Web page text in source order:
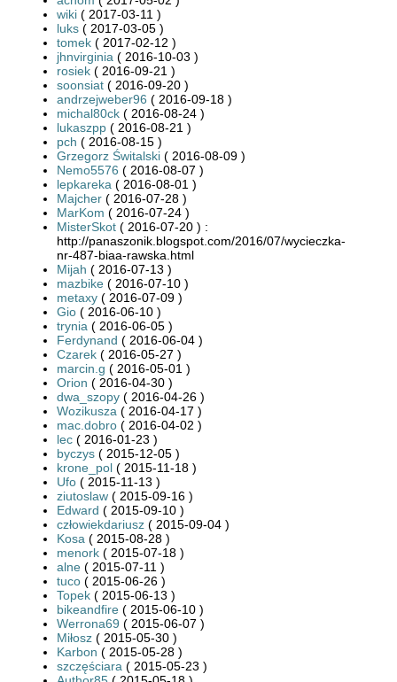
wiki ( 2017-03-11 )
luks ( 2017-03-05 )
tomek ( 2017-02-12 )
jhnvirginia ( 2016-10-03 )
rosiek ( 2016-09-21 )
soonsiat ( 2016-09-20 )
andrzejweber96 ( 2016-09-18 )
michal80ck ( 2016-08-24 )
lukaszpp ( 2016-08-21 )
pch ( 2016-08-15 )
Grzegorz Świtalski ( 2016-08-09 )
Nemo5576 ( 2016-08-07 )
lepkareka ( 2016-08-01 )
Majcher ( 2016-07-28 )
MarKom ( 2016-07-24 )
MisterSkot ( 2016-07-20 ) :
http://panaszonik.blogspot.com/2016/07/wycieczka-
nr-487-biaa-rawska.html
Mijah ( 2016-07-13 )
mazbike ( 2016-07-10 )
metaxy ( 2016-07-09 )
Gio ( 2016-06-10 )
trynia ( 2016-06-05 )
Ferdynand ( 2016-06-04 )
Czarek ( 2016-05-27 )
marcin.g ( 2016-05-01 )
Orion ( 2016-04-30 )
dwa_szopy ( 2016-04-26 )
Wozikusza ( 2016-04-17 )
mac.dobro ( 2016-04-02 )
lec ( 2016-01-23 )
byczys ( 2015-12-05 )
krone_pol ( 2015-11-18 )
Ufo ( 2015-11-13 )
ziutoslaw ( 2015-09-16 )
Edward ( 2015-09-10 )
człowiekdariusz ( 2015-09-04 )
Kosa ( 2015-08-28 )
menork ( 2015-07-18 )
alne ( 2015-07-11 )
tuco ( 2015-06-26 )
Topek ( 2015-06-13 )
bikeandfire ( 2015-06-10 )
Werrona69 ( 2015-06-07 )
Miłosz ( 2015-05-30 )
Karbon ( 2015-05-28 )
szczęściara ( 2015-05-23 )